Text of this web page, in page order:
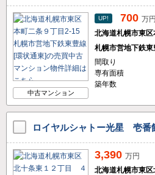
中古マンション
UP! 700 万円
北海道札幌市東
札幌市営地下鉄
間取り
専有面積
築年数
ロイヤルシャトー光星 壱番
3,390 万円
北海道札幌市東